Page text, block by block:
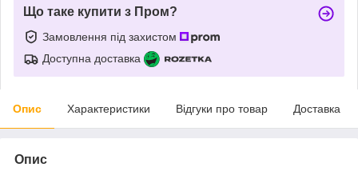
Що таке купити з Пром?
Замовлення під захистом
Доступна доставка
Опис Характеристики Відгуки про товар Доставка
Опис